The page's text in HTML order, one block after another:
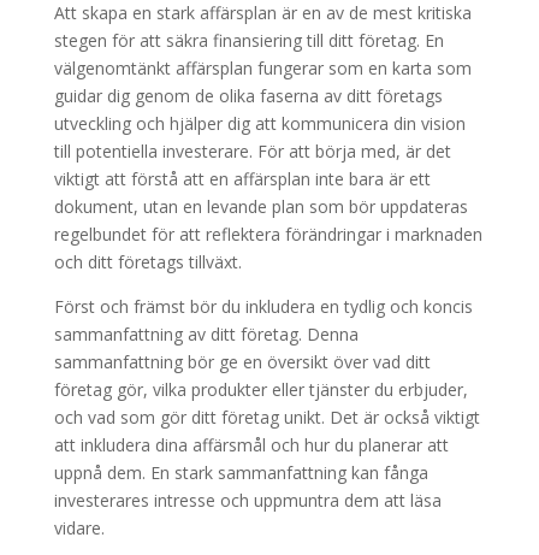
Att skapa en stark affärsplan är en av de mest kritiska
stegen för att säkra finansiering till ditt företag. En
välgenomtänkt affärsplan fungerar som en karta som
guidar dig genom de olika faserna av ditt företags
utveckling och hjälper dig att kommunicera din vision
till potentiella investerare. För att börja med, är det
viktigt att förstå att en affärsplan inte bara är ett
dokument, utan en levande plan som bör uppdateras
regelbundet för att reflektera förändringar i marknaden
och ditt företags tillväxt.
Först och främst bör du inkludera en tydlig och koncis
sammanfattning av ditt företag. Denna
sammanfattning bör ge en översikt över vad ditt
företag gör, vilka produkter eller tjänster du erbjuder,
och vad som gör ditt företag unikt. Det är också viktigt
att inkludera dina affärsmål och hur du planerar att
uppnå dem. En stark sammanfattning kan fånga
investerares intresse och uppmuntra dem att läsa
vidare.